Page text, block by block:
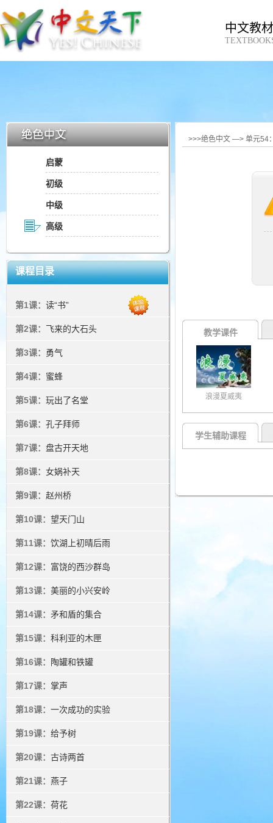
中文教
启蒙
初级
中级
高级
课程目录
第1课： 读“书”
第2课： 飞来的大石头
第3课： 勇气
第4课： 蜜蜂
第5课： 玩出了名堂
第6课： 孔子拜师
第7课： 盘古开天地
第8课： 女娲补天
第9课： 赵州桥
第10课： 望天门山
第11课： 饮湖上初晴后雨
第12课： 富饶的西沙群岛
第13课： 美丽的小兴安岭
第14课： 矛和盾的集合
第15课： 科利亚的木匣
第16课： 陶罐和铁罐
第17课： 掌声
第18课： 一次成功的实验
第19课： 给予树
第20课： 古诗两首
第21课： 燕子
第22课： 荷花
>>>绝色中文 —> 单元54
教学课件
浪漫夏威夷
学生辅助课程